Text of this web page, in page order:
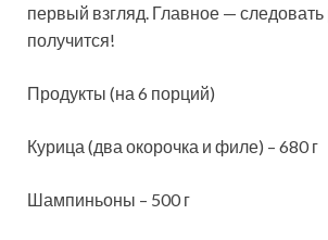
первый взгляд. Главное — следовать
получится!
Продукты (на 6 порций)
Курица (два окорочка и филе) – 680 г
Шампиньоны – 500 г